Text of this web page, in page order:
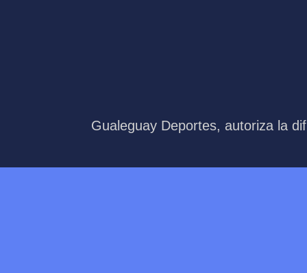
Gualeguay Deportes, autoriza la